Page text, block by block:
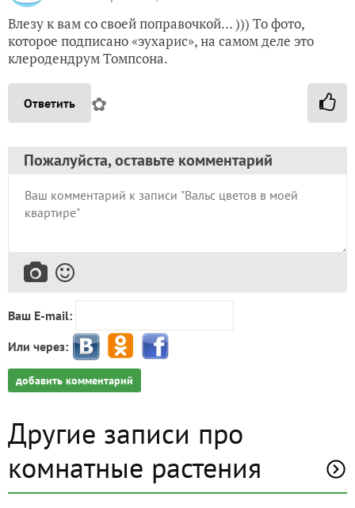
Влезу к вам со своей поправочкой… ))) То фото,
которое подписано «эухарис», на самом деле это
клеродендрум Томпсона.
Ответить ✿
Пожалуйста, оставьте комментарий
Ваш E-mail:
Или через:
добавить комментарий
Другие записи про
комнатные растения